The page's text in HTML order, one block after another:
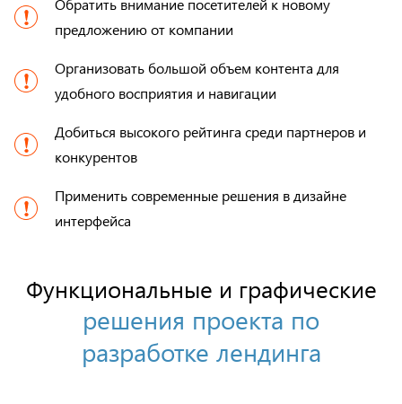
Обратить внимание посетителей к новому
предложению от компании
Организовать большой объем контента для
удобного восприятия и навигации
Добиться высокого рейтинга среди партнеров и
конкурентов
Применить современные решения в дизайне
интерфейса
Функциональные и графические
решения проекта по
разработке лендинга